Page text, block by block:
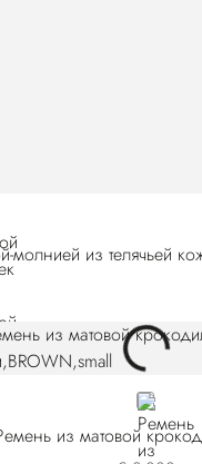
молнией из телячьей
BROWN
из матовой